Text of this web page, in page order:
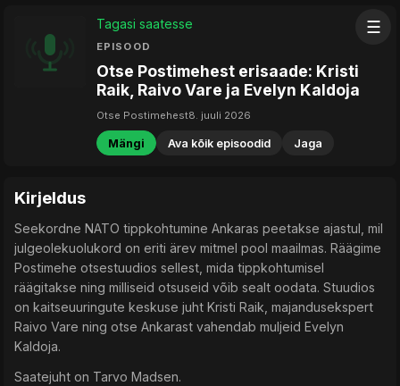
☰
Tagasi saatesse
EPISOOD
Otse Postimehest erisaade: Kristi
Raik, Raivo Vare ja Evelyn Kaldoja
Otse Postimehest8. juuli 2026
Mängi Ava kõik episoodid Jaga
Kirjeldus
Seekordne NATO tippkohtumine Ankaras peetakse ajastul, mil
julgeolekuolukord on eriti ärev mitmel pool maailmas. Räägime
Postimehe otsestuudios sellest, mida tippkohtumisel
räägitakse ning milliseid otsuseid võib sealt oodata. Stuudios
on kaitseuuringute keskuse juht Kristi Raik, majandusekspert
Raivo Vare ning otse Ankarast vahendab muljeid Evelyn
Kaldoja.
Saatejuht on Tarvo Madsen.